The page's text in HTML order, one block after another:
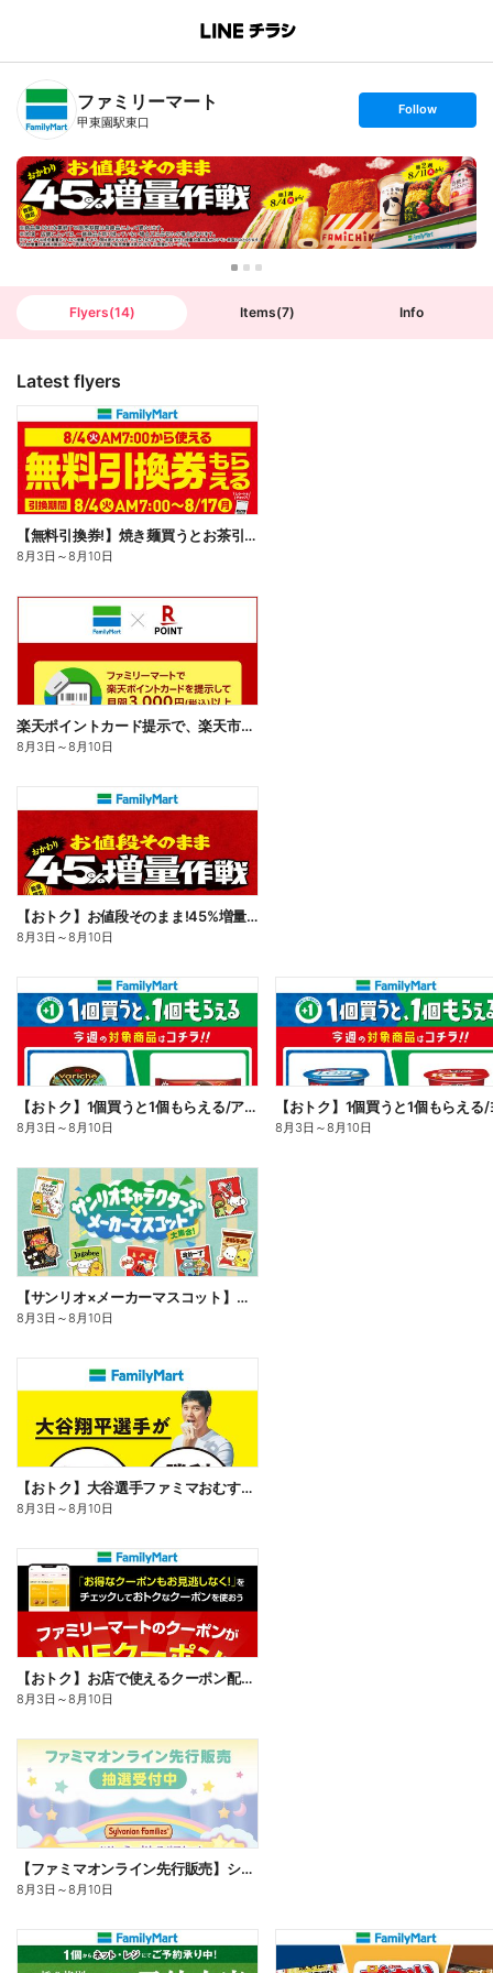
B
n
T
ファミリーマート
甲東園駅東口
s
t
o
l
l
o
w
Follow
Flyers(14) Items(7) Info
Latest flyers
【無料引換券!】焼き麺買うとお茶引換券貰える!
8月3日 ～8月10日
楽天ポイントカード提示で、楽天市場でのお買い物がおトクに!
8月3日 ～8月10日
【おトク】お値段そのまま!45%増量作戦!
8月3日 ～8月10日
【おトク】1個買うと1個もらえる/アイス
8月3日 ～8月10日 8月3日 ～8月10日
【サンリオ×メーカーマスコット】オリジナルグッズ貰える!
8月3日 ～8月10日
【おトク】大谷選手ファミマおむすび割
8月3日 ～8月10日
【おトク】お店で使えるクーポン配信中
8月3日 ～8月10日
【ファミマオンライン先行販売】シルバニアファミリー
8月3日 ～8月10日